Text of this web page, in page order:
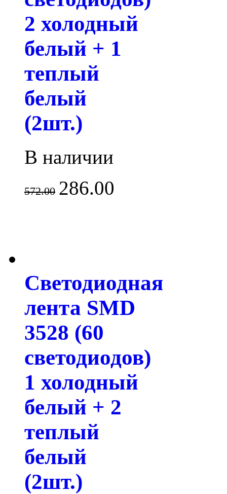
2 холодный
белый + 1
теплый
белый
(2шт.)
В наличии
572.00 286.00
Светодиодная
лента SMD
3528 (60
светодиодов)
1 холодный
белый + 2
теплый
белый
(2шт.)